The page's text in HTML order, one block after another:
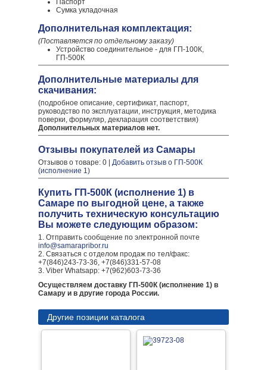
Паспорт
Сумка укладочная
Дополнительная комплектация:
(Поставляется по отдельному заказу)
Устройство соединительное - для ГП-100К,
ГП-500К
Дополнительные материалы для
скачивания:
(подробное описание, сертификат, паспорт,
руководство по эксплуатации, инструкция, методика
поверки, формуляр, декларация соответствия)
Дополнительных материалов нет.
Отзывы покупателей из Самары
Отзывов о товаре: 0 | Добавить отзыв о ГП-500К
(исполнение 1)
Купить ГП-500К (исполнение 1) в
Самаре по выгодной цене, а также
получить техническую консультацию
Вы можете следующим образом:
1. Отправить сообщение по электронной почте
info@samarapribor.ru
2. Связаться с отделом продаж по тел/факс:
+7(846)243-73-36, +7(846)331-57-08
3. Viber Whatsapp: +7(962)603-73-36
Осуществляем доставку ГП-500К (исполнение 1) в
Самару и в другие города России.
Другие позиции каталога